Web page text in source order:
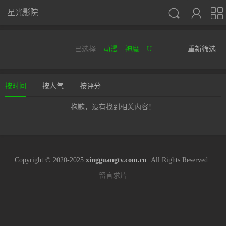



星光影院
已选择 动漫 神魔 U 重新筛选
按时间 按人气 按评分
抱歉，没有找到相关内容！
Copyright © 2020-2025 xingguangtv.com.cn.All Rights Reserved .
留言求片